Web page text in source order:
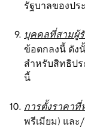
รัฐบาลของปร
บุคคลที่สามผู้
ข้อตกลงนี้ ดัง
สำหรับสิทธิปร
นี้
การตั้งราคาที่
พรีเมียม) และ